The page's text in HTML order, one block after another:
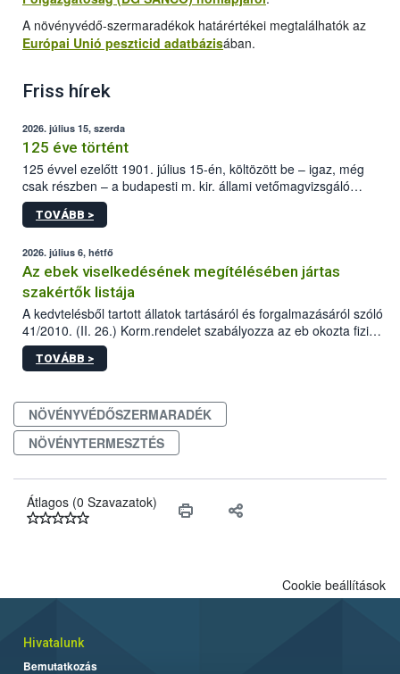
A növényvédő-szermaradékok határértékei megtalálhatók az
Európai Unió peszticid adatbázisában.
Friss hírek
2026. július 15, szerda
125 éve történt
125 évvel ezelőtt 1901. július 15-én, költözött be – igaz, még
csak részben – a budapesti m. kir. állami vetőmagvizsgáló
állomás a Kis Rókus utca 15. szám alatti, Czigler Győző által
tervezett új épületébe.
TOVÁBB >
2026. július 6, hétfő
Az ebek viselkedésének megítélésében jártas
szakértők listája
A kedvtelésből tartott állatok tartásáról és forgalmazásáról szóló
41/2010. (II. 26.) Korm.rendelet szabályozza az eb okozta fizikai
sérülés, illetve ennek veszélye keletkezésekor felmerülő
hatósági feladatokat, valamint a veszélyes eb tartását és annak
vonni az ebek viselkedésének megítélésében jártas szakértőt.
TOVÁBB >
NÖVÉNYVÉDŐSZERMARADÉK
NÖVÉNYTERMESZTÉS
Átlagos (0 Szavazatok)
Cookie beállítások
Hivatalunk
Bemutatkozás